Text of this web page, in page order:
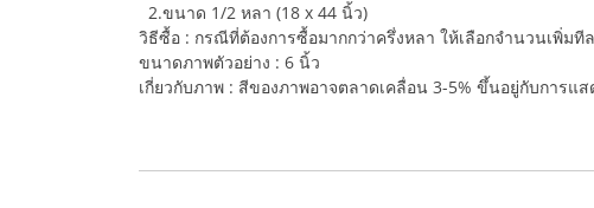
2.ขนาด 1/2 หลา (18 x 44 นิ้ว)
วิธีซื้อ : กรณีที่ต้องการซื้อมากกว่าครึ่งหลา ให้เลือกจำนวนเพิ่ม
ขนาดภาพตัวอย่าง : 6 นิ้ว
เกี่ยวกับภาพ : สีของภาพอาจตลาดเคลื่อน 3-5% ขึ้นอยู่กับการแ